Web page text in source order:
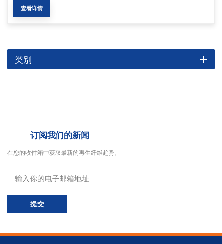
查看详情
类别
订阅我们的新闻
在您的收件箱中获取最新的再生纤维趋势。
提交